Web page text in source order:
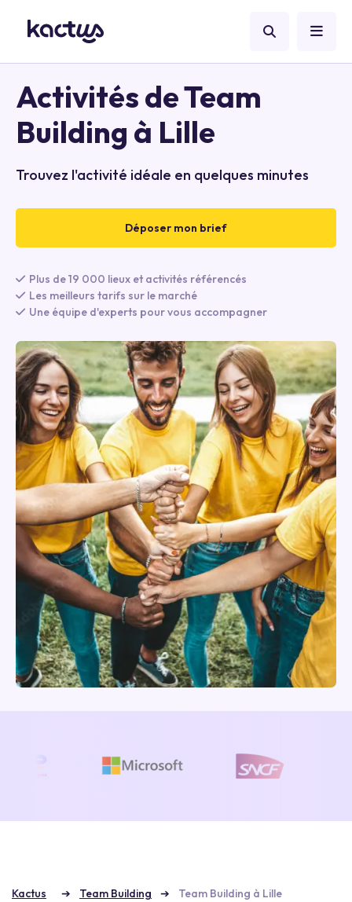
Activités de Team
Building à Lille
Trouvez l'activité idéale en quelques minutes
Déposer mon brief
Plus de 19 000 lieux et activités référencés
Les meilleurs tarifs sur le marché
Une équipe d'experts pour vous accompagner
Kactus Team Building Team Building à Lille